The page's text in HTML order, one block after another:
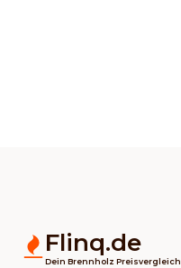
Flinq.de
Dein Brennholz Preisvergleich